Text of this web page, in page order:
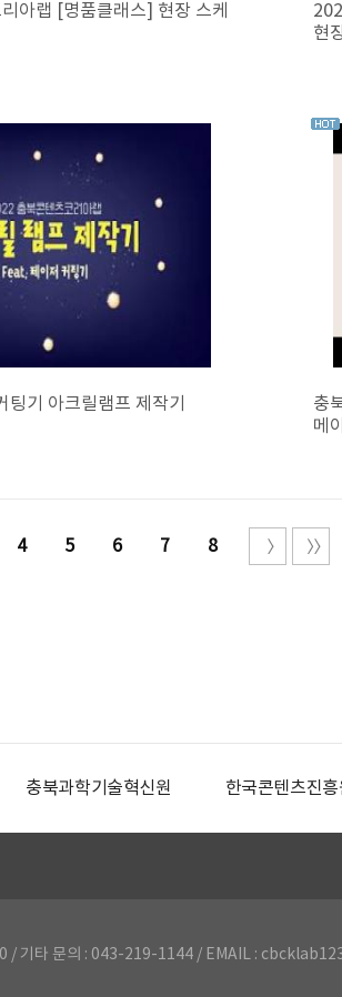
아랩 [명품클래스] 현장 스케
현
팅기 아크릴램프 제작기
충
메
4 5 6 7 8
충북과학기술혁신원 한국콘텐츠진흥
/ 기타 문의 : 043-219-1144 / EMAIL :